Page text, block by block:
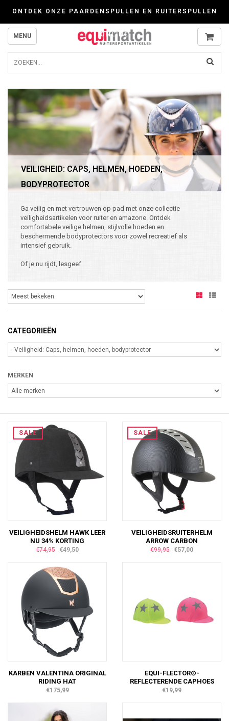
ONTDEK ONZE PAARDENSPULLEN EN RUITERSPULLEN
ONLINE
MENU
VEILIGHEID: CAPS, HELMEN, HOEDEN,
BODYPROTECTOR
Ga veilig en met vertrouwen op pad met onze collectie
veiligheidsartikelen voor ruiter en amazone. Ontdek
comfortabele veilige helmen, stijlvolle hoeden en
beschermende bodyprotectors voor zowel recreatief als
intensief gebruik.
Of je nu rijdt, lesgeef
CATEGORIEËN
MERKEN
SALE
VEILIGHEIDSHELM HAWK LEER
NU 34% KORTING
€74,95 €49,50
SALE
VEILIGHEIDSRUITERHELM
ARROW CARBON
€99,95 €57,00
KARBEN VALENTINA ORIGINAL
RIDING HAT
€175,99
EQUI-FLECTOR®-
REFLECTERENDE CAPHOES
€19,99
Wij werken zorgvuldig met cookies. Kijk gerust voor meer informatie op onze